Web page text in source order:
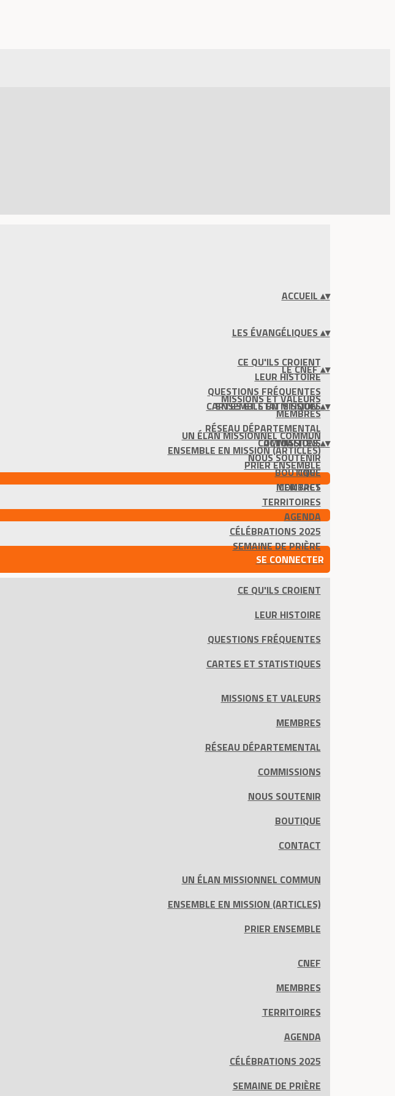
ACCUEIL ▴▾
LES ÉVANGÉLIQUES ▴▾
CE QU'ILS CROIENT
LEUR HISTOIRE
QUESTIONS FRÉQUENTES
CARTES ET STATISTIQUES
LE CNEF▴▾
MISSIONS ET VALEURS
MEMBRES
RÉSEAU DÉPARTEMENTAL
COMMISSIONS
NOUS SOUTENIR
BOUTIQUE
CONTACT
ENSEMBLE EN MISSION▴▾
UN ÉLAN MISSIONNEL COMMUN
ENSEMBLE EN MISSION (ARTICLES)
PRIER ENSEMBLE
ACTUALITÉS▴▾
CNEF
MEMBRES
TERRITOIRES
AGENDA
CÉLÉBRATIONS 2025
SEMAINE DE PRIÈRE
SE CONNECTER
CE QU'ILS CROIENT
LEUR HISTOIRE
QUESTIONS FRÉQUENTES
CARTES ET STATISTIQUES
MISSIONS ET VALEURS
MEMBRES
RÉSEAU DÉPARTEMENTAL
COMMISSIONS
NOUS SOUTENIR
BOUTIQUE
CONTACT
UN ÉLAN MISSIONNEL COMMUN
ENSEMBLE EN MISSION (ARTICLES)
PRIER ENSEMBLE
CNEF
MEMBRES
TERRITOIRES
AGENDA
CÉLÉBRATIONS 2025
SEMAINE DE PRIÈRE